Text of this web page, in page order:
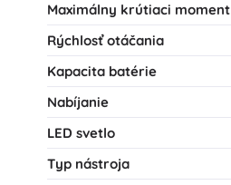
Maximálny krútiaci moment
Rýchlosť otáčania
Kapacita batérie
Nabíjanie
LED svetlo
Typ nástroja